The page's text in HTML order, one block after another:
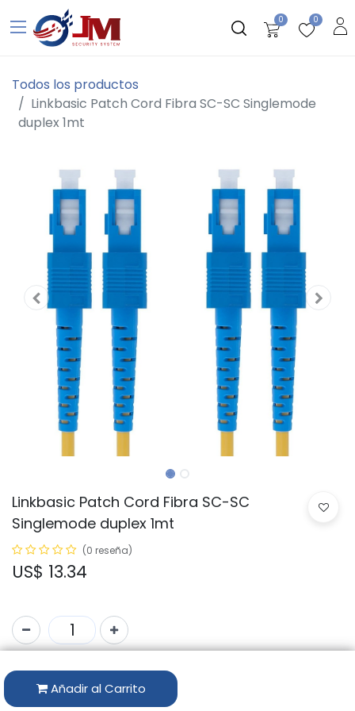
0 0
Todos los productos
Linkbasic Patch Cord Fibra SC-SC Singlemode
duplex 1mt
Linkbasic Patch Cord Fibra SC-SC
Singlemode duplex 1mt
(0 reseña)
US$ 13.34
Añadir al Carrito
Código: FAS22-2-1
Marca:LINKBASIC